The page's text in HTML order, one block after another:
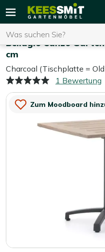
Sie haben keine Artikel in
15 % Kassenrabatt
Bellagio Canzo
cm
Charcoal (Tischplatte =
1 Bewertung
Zum Moodboard